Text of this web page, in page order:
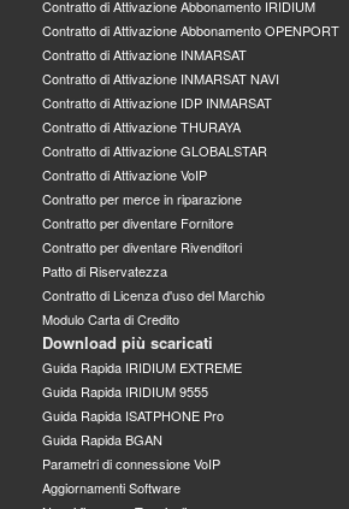
Contratto di Attivazione Abbonamento IRIDIUM
Contratto di Attivazione Abbonamento OPENPORT
Contratto di Attivazione INMARSAT
Contratto di Attivazione INMARSAT NAVI
Contratto di Attivazione IDP INMARSAT
Contratto di Attivazione THURAYA
Contratto di Attivazione GLOBALSTAR
Contratto di Attivazione VoIP
Contratto per merce in riparazione
Contratto per diventare Fornitore
Contratto per diventare Rivenditori
Patto di Riservatezza
Contratto di Licenza d'uso del Marchio
Modulo Carta di Credito
Download più scaricati
Guida Rapida IRIDIUM EXTREME
Guida Rapida IRIDIUM 9555
Guida Rapida ISATPHONE Pro
Guida Rapida BGAN
Parametri di connessione VoIP
Aggiornamenti Software